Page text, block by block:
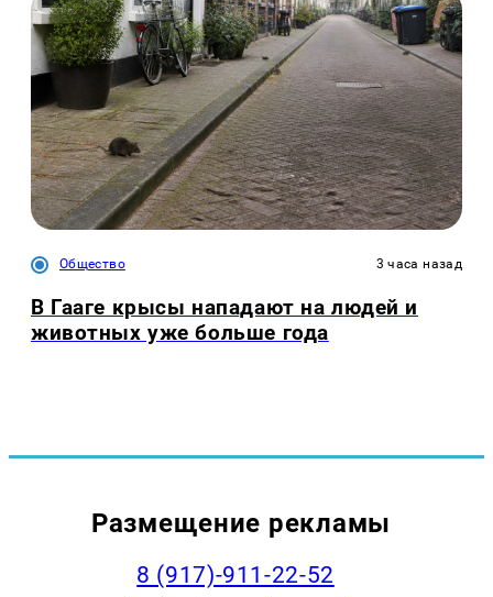
Общество 3 часа назад
В Гааге крысы нападают на людей и
животных уже больше года
Размещение рекламы
8 (917)-911-22-52